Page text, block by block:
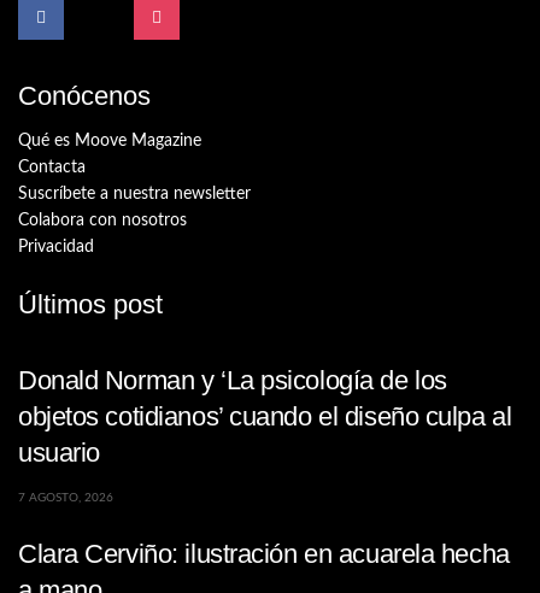
Conócenos
Qué es Moove Magazine
Contacta
Suscríbete a nuestra newsletter
Colabora con nosotros
Privacidad
Últimos post
Donald Norman y ‘La psicología de los
objetos cotidianos’ cuando el diseño culpa al
usuario
7 AGOSTO, 2026
Clara Cerviño: ilustración en acuarela hecha